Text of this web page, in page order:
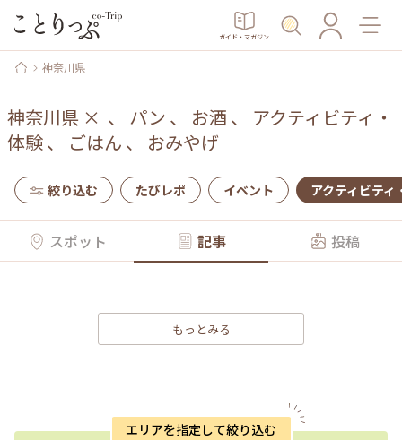
ガイド・マガジン
神奈川県
神奈川県 × 、 パン 、 お酒 、 アクティビティ・
体験、 ごはん 、 おみやげ
絞り込む たびレポ イベント アクティビティ
スポット 記事 投稿
もっとみる
エリアを指定して絞り込む